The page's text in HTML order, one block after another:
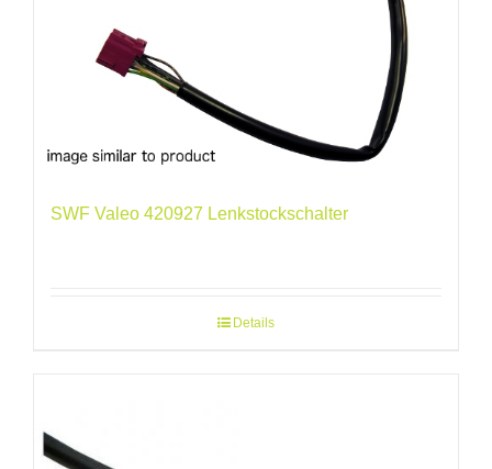
SWF Valeo 420927 Lenkstockschalter
Details